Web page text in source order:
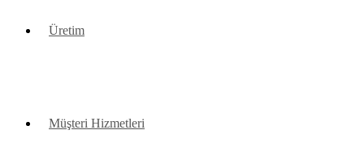
Üretim
Müşteri Hizmetleri